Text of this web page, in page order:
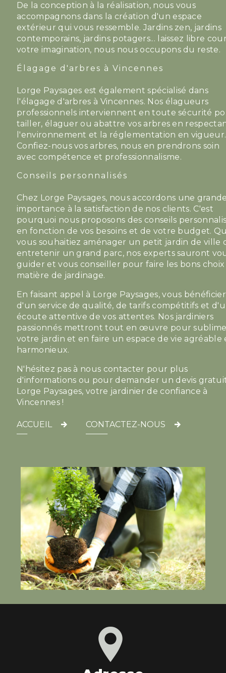
De la conception à la réalisation, nous vous
accompagnons dans la création d'un espace
extérieur qui vous ressemble. Jardins zen, jardins
contemporains, jardins potagers... laissez libre
votre imagination, nous nous occupons du reste.
Élagage d'arbres à Vincennes
Lorge Paysages est également spécialisé dans
l'élagage d'arbres à Vincennes. Nos élagueurs
professionnels interviennent en toute sécurité
tailler, élaguer ou abattre vos arbres en
l'environnement et la réglementation en vigueur.
Confiez-nous vos arbres, nous en prendrons soin
avec compétence et professionnalisme.
Conseils personnalisés
Chez Lorge Paysages, nous accordons une
importance à la satisfaction de nos clients. C'est
pourquoi nous proposons des conseils
en fonction de vos besoins et de votre budget.
vous souhaitiez aménager un petit jardin de ville
entretenir un grand parc, nos experts sauront
guider et vous conseiller pour faire les bons
matière de jardinage.
En faisant appel à Lorge Paysages, vous
d'un service de qualité, de tarifs compétitifs et
écoute attentive de vos attentes. Nos jardiniers
passionnés mettront tout en œuvre pour
votre jardin et en faire un espace de vie agréable
harmonieux.
N'hésitez pas à nous contacter pour plus
d'informations ou pour demander un devis
Lorge Paysages, votre jardinier de confiance à
Vincennes !
ACCUEIL CONTACTEZ-NOUS